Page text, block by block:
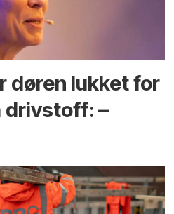
døren lukket for
–